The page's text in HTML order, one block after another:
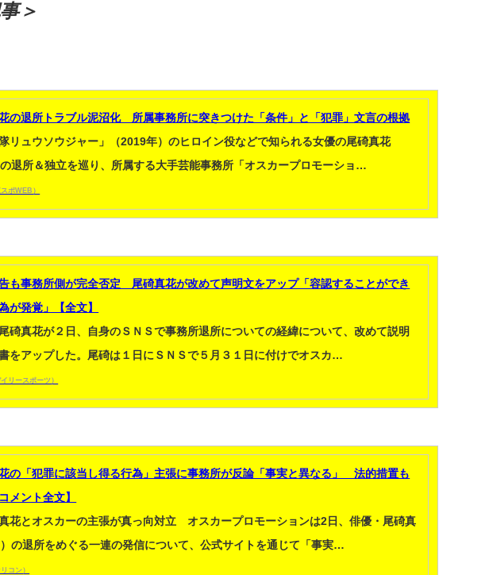
＞
の退所トラブル泥沼化 所属事務所に突きつけた「条件」と「犯罪」文言の根拠
リュウソウジャー」（2019年）のヒロイン役などで知られる女優の尾碕真花
の退所＆独立を巡り、所属する大手芸能事務所「オスカープロモーショ…
スポWEB）
も事務所側が完全否定 尾碕真花が改めて声明文をアップ「容認することができ
が発覚」【全文】
碕真花が２日、自身のＳＮＳで事務所退所についての経緯について、改めて説明
をアップした。尾碕は１日にＳＮＳで５月３１日に付けでオスカ…
イリースポーツ）
の「犯罪に該当し得る行為」主張に事務所が反論「事実と異なる」 法的措置も
メント全文】
花とオスカーの主張が真っ向対立 オスカープロモーションは2日、俳優・尾碕真
の退所をめぐる一連の発信について、公式サイトを通じて「事実…
コン）